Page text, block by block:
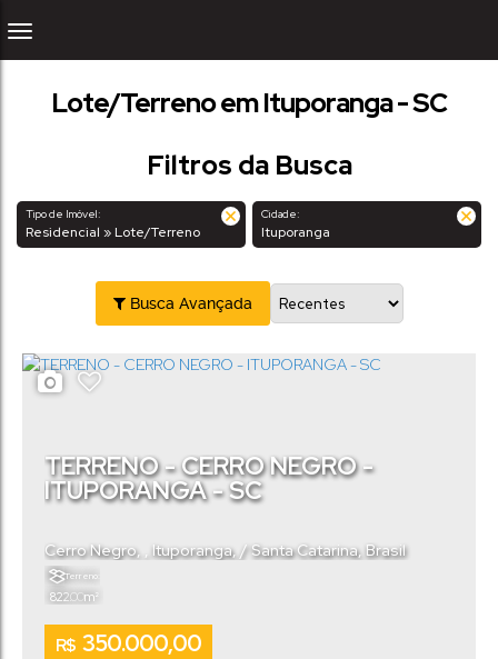
Lote/Terreno em Ituporanga - SC
Filtros da Busca
Tipo de Imóvel:
Residencial » Lote/Terreno
Cidade:
Ituporanga
Busca Avançada
R$ 350.000,00
TERRENO - CERRO NEGRO -
ITUPORANGA - SC
Cerro Negro Ituporanga, Santa Catarina, Brasil
Terreno:
822.00m²